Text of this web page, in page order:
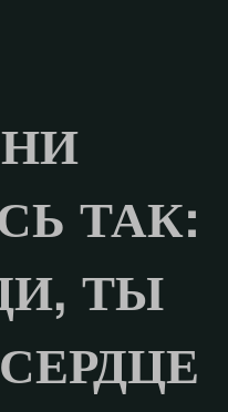
ТАК:
ТЫ